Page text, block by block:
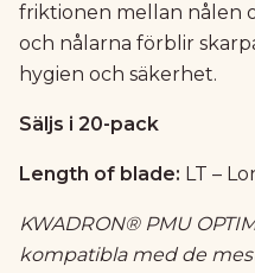
friktionen mellan nålen
och nålarna förblir
hygien och säkerhet.
Säljs i 20-pack
Length of blade: LT –
KWADRON® PMU
kompatibla med de